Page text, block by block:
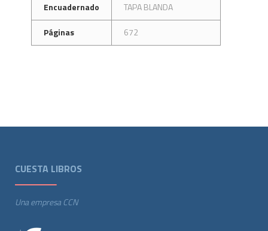
Encuadernado
TAPA BLANDA
Páginas
672
CUESTA LIBROS
Una empresa CCN